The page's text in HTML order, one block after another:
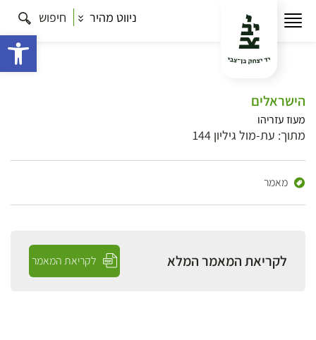
ניווט מהיר חיפוש
הישראלים
מעוז עזריהו
מתוך: עת-מול גיליון 144
מאמר
לקריאת המאמר המלא לקריאת המאמר